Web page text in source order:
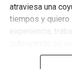
atraviesa una
tiempos y quiero
experiencia,
justa, unida y